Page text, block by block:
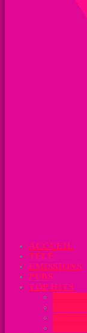
ACCUEIL
TÉLÉ
ÉMISSIONS
PUBS
TOP HITS